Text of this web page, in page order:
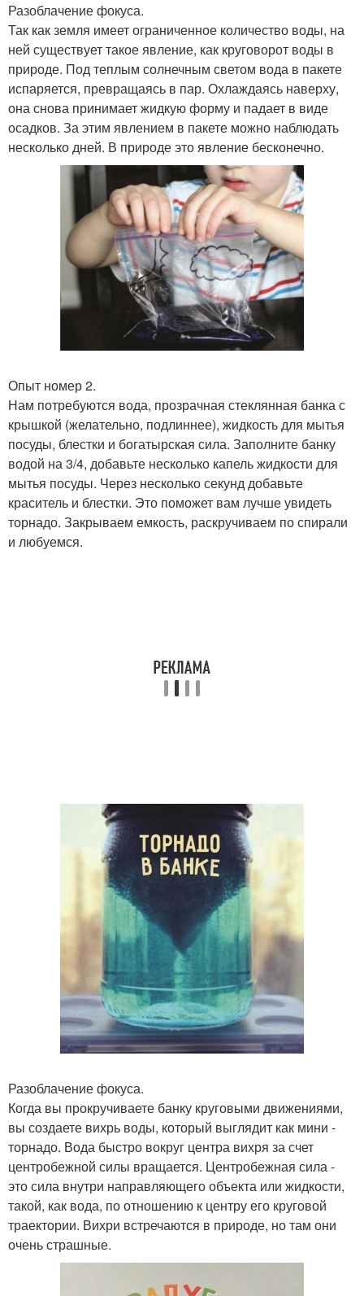
Разоблачение фокуса.
Так как земля имеет ограниченное количество воды, на
ней существует такое явление, как круговорот воды в
природе. Под теплым солнечным светом вода в пакете
испаряется, превращаясь в пар. Охлаждаясь наверху,
она снова принимает жидкую форму и падает в виде
осадков. За этим явлением в пакете можно наблюдать
несколько дней. В природе это явление бесконечно.
Опыт номер 2.
Нам потребуются вода, прозрачная стеклянная банка с
крышкой (желательно, подлиннее), жидкость для мытья
посуды, блестки и богатырская сила. Заполните банку
водой на 3/4, добавьте несколько капель жидкости для
мытья посуды. Через несколько секунд добавьте
краситель и блестки. Это поможет вам лучше увидеть
торнадо. Закрываем емкость, раскручиваем по спирали
и любуемся.
Разоблачение фокуса.
Когда вы прокручиваете банку круговыми движениями,
вы создаете вихрь воды, который выглядит как мини -
торнадо. Вода быстро вокруг центра вихря за счет
центробежной силы вращается. Центробежная сила -
это сила внутри направляющего объекта или жидкости,
такой, как вода, по отношению к центру его круговой
траектории. Вихри встречаются в природе, но там они
очень страшные.